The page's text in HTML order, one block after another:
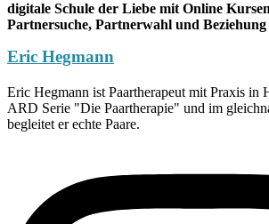
digitale Schule der Liebe mit Online
Partnersuche, Partnerwahl und Beziehung
Eric Hegmann
Eric Hegmann ist Paartherapeut mit Praxis in
ARD Serie "Die Paartherapie" und im
begleitet er echte Paare.